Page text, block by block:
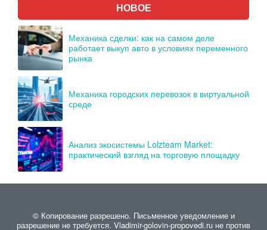
НОВОЕ
Механика сделки: как на самом деле
работает выкуп авто в условиях переменного
рынка
Механика городских перевозок в виртуальной
среде
Анализ экосистемы Lolzteam Market:
практический взгляд на торговую площадку
© Копирование разрешено. Письменное уведомление и
разрешение не требуется. Vladimir-golovin-propovedi.ru не против